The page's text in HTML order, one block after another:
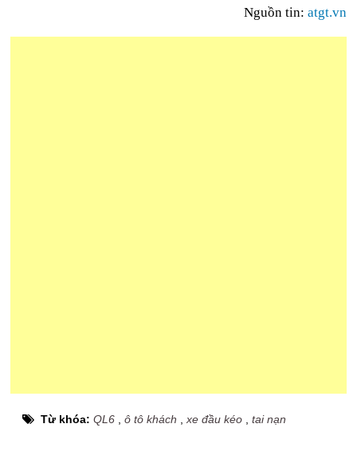
Nguồn tin: atgt.vn
Từ khóa:QL6 ,ô tô khách ,xe đầu kéo ,tai nạn